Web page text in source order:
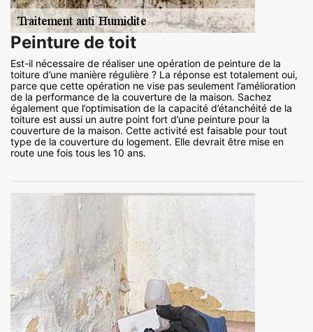
Peinture de toit
Est-il nécessaire de réaliser une opération de peinture de la
toiture d’une manière régulière ? La réponse est totalement oui,
parce que cette opération ne vise pas seulement l’amélioration
de la performance de la couverture de la maison. Sachez
également que l’optimisation de la capacité d’étanchéité de la
toiture est aussi un autre point fort d’une peinture pour la
couverture de la maison. Cette activité est faisable pour tout
type de la couverture du logement. Elle devrait être mise en
route une fois tous les 10 ans.